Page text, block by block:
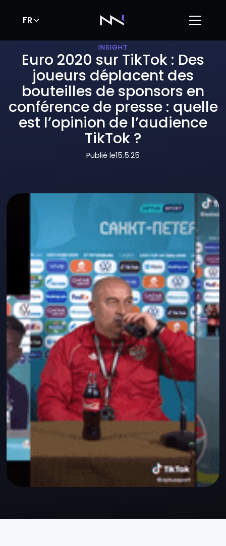
FR
INSIGHT
Euro 2020 sur TikTok : Des
joueurs déplacent des
bouteilles de sponsors en
conférence de presse : quelle
est l’opinion de l’audience
TikTok ?
Publié le15.5.25